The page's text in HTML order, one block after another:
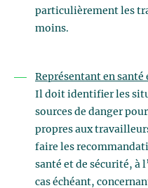
particulièrement les
moins.
Représentant en
Il doit identifier les
sources de danger
propres aux
faire les
santé et de sécurité, à
cas échéant,